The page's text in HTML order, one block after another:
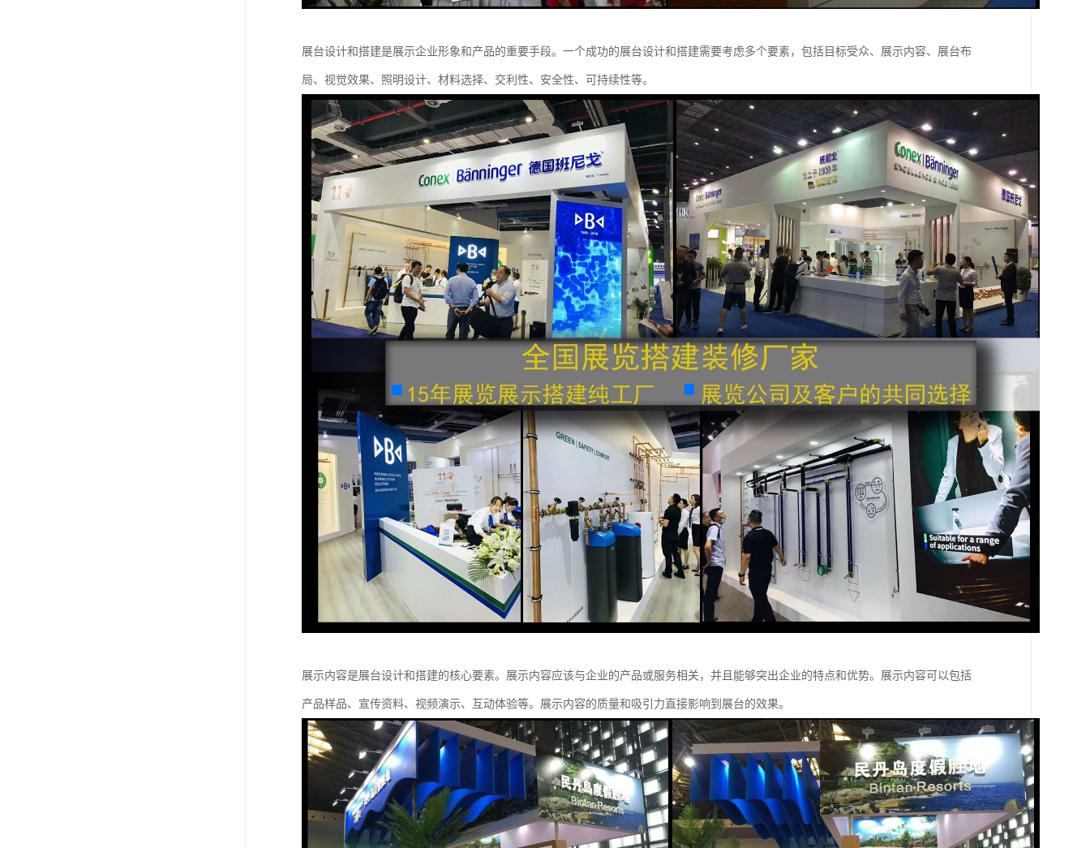
展台设计和搭建是展示企业形象和产品的重要手段。一个成功的展台设计和搭建需要考虑多个要素，包括目标受众、展示内容、展台布
局、视觉效果、照明设计、材料选择、交利性、安全性、可持续性等。
展示内容是展台设计和搭建的核心要素。展示内容应该与企业的产品或服务相关，并且能够突出企业的特点和优势。展示内容可以包括
产品样品、宣传资料、视频演示、互动体验等。展示内容的质量和吸引力直接影响到展台的效果。